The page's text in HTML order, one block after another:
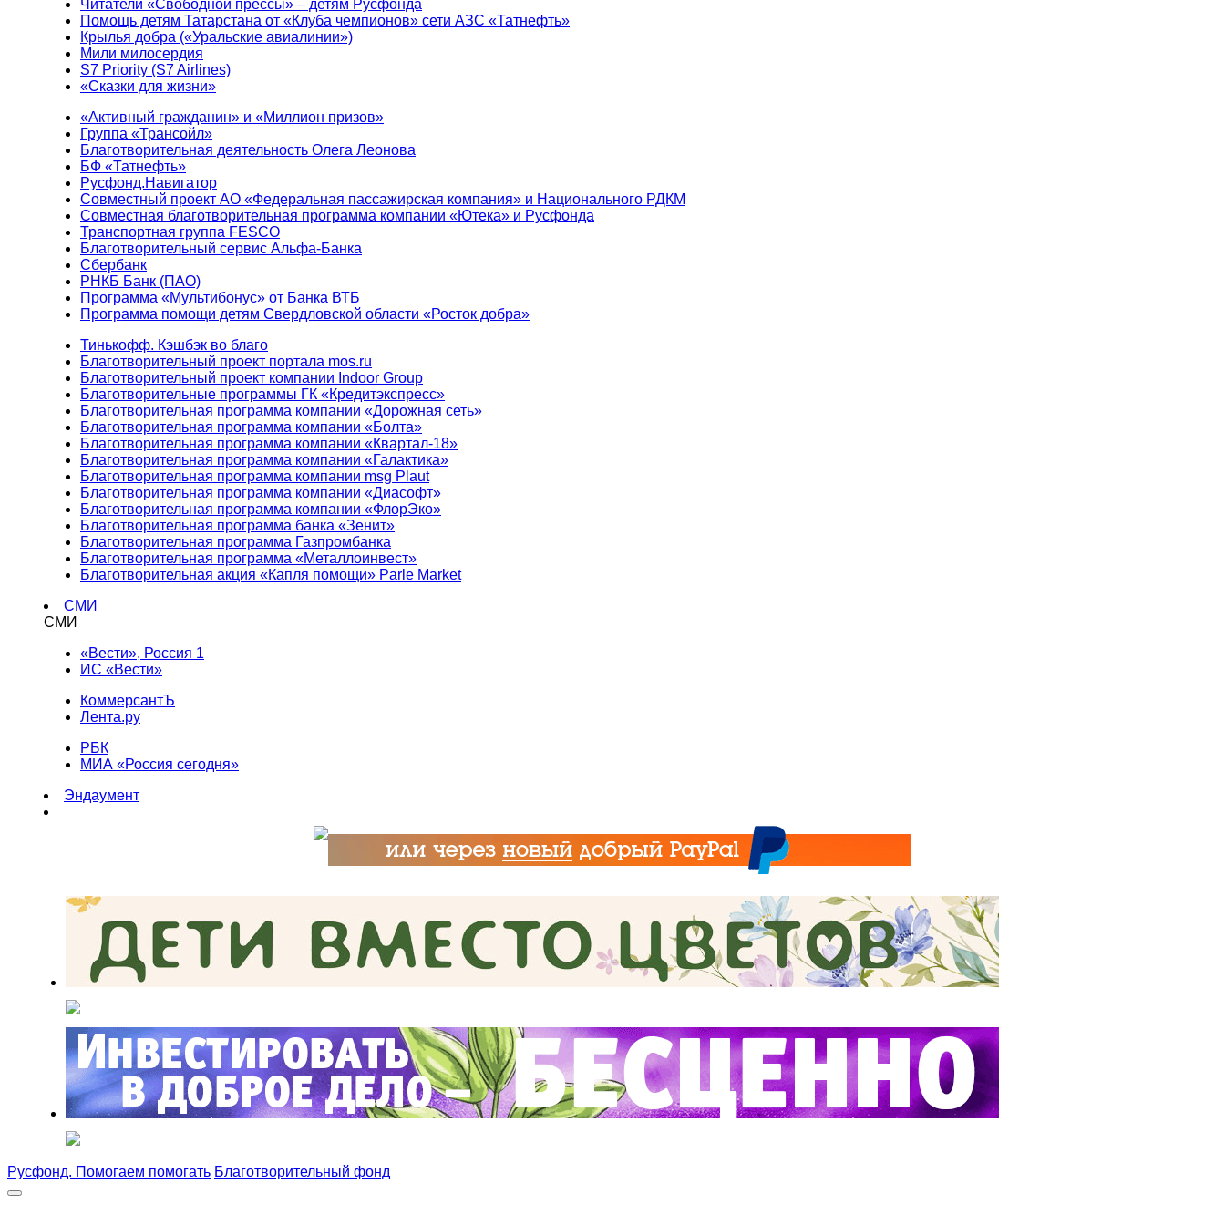
Читатели «Свободной прессы» – детям Русфонда
Помощь детям Татарстана от «Клуба чемпионов» сети АЗС «Татнефть»
Крылья добра («Уральские авиалинии»)
Мили милосердия
S7 Priority (S7 Airlines)
«Сказки для жизни»
«Активный гражданин» и «Миллион призов»
Группа «Трансойл»
Благотворительная деятельность Олега Леонова
БФ «Татнефть»
Русфонд.Навигатор
Совместный проект АО «Федеральная пассажирская компания» и Национального РДКМ
Совместная благотворительная программа компании «Ютека» и Русфонда
Транспортная группа FESCO
Благотворительный сервис Альфа-Банка
Сбербанк
РНКБ Банк (ПАО)
Программа «Мультибонус» от Банка ВТБ
Программа помощи детям Свердловской области «Росток добра»
Тинькофф. Кэшбэк во благо
Благотворительный проект портала mos.ru
Благотворительный проект компании Indoor Group
Благотворительные программы ГК «Кредитэкспресс»
Благотворительная программа компании «Дорожная сеть»
Благотворительная программа компании «Болта»
Благотворительная программа компании «Квартал-18»
Благотворительная программа компании «Галактика»
Благотворительная программа компании msg Plaut
Благотворительная программа компании «Диасофт»
Благотворительная программа компании «ФлорЭко»
Благотворительная программа банка «Зенит»
Благотворительная программа Газпромбанка
Благотворительная программа «Металлоинвест»
Благотворительная акция «Капля помощи» Parle Market
СМИ
СМИ
«Вести», Россия 1
ИС «Вести»
КоммерсантЪ
Лента.ру
РБК
МИА «Россия сегодня»
Эндаумент
Русфонд. Помогаем помогать Благотворительный фонд